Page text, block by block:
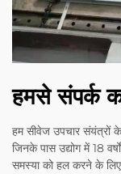
हमसे संपर्क
हम सीवेज उपचार संयंत्रों
जिनके पास उद्योग में 18
समस्या को हल करने के लिए